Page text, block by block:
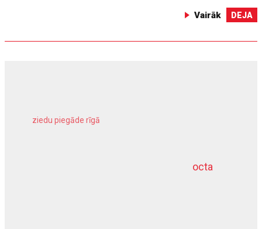
Vairāk DEJA
octa
ziedu piegāde rīgā
dziļurbums